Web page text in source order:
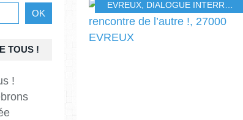
EVREUX, DIALOGUE INTERRELIGIEUX
TOUS !